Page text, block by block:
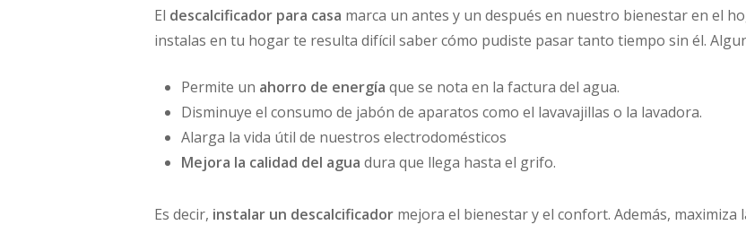
El descalcificador para casa marca un antes y un después en nuestro bienestar en el
instalas en tu hogar te resulta difícil saber cómo pudiste pasar tanto tiempo sin él.
Permite un ahorro de energía que se nota en la factura del agua.
Disminuye el consumo de jabón de aparatos como el lavavajillas o la lavadora.
Alarga la vida útil de nuestros electrodomésticos
Mejora la calidad del aguadura que llega hasta el grifo.
Es decir, instalar un descalcificador mejora el bienestar y el confort. Además, maximiza